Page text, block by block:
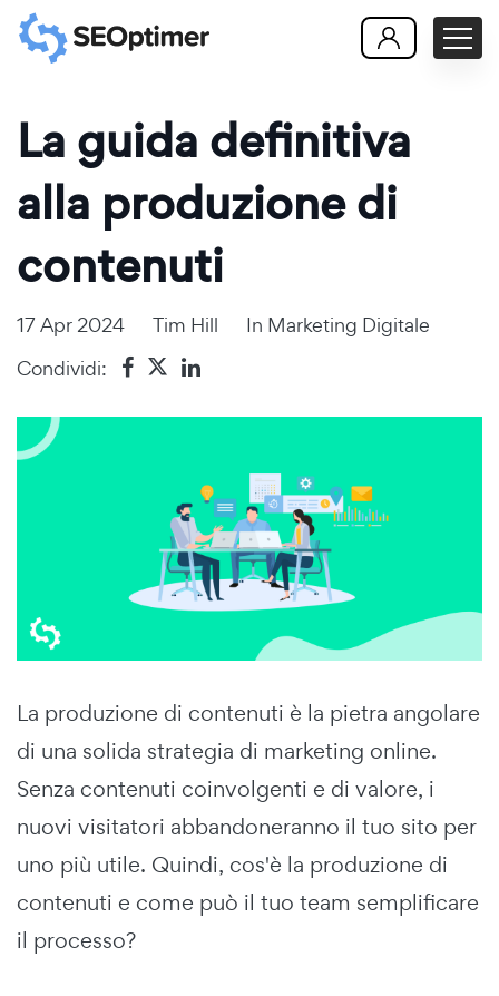
La guida definitiva
alla produzione di
contenuti
17 Apr 2024 Tim Hill In Marketing Digitale
Condividi:
La produzione di contenuti è la pietra angolare
di una solida strategia di marketing online.
Senza contenuti coinvolgenti e di valore, i
nuovi visitatori abbandoneranno il tuo sito per
uno più utile. Quindi, cos'è la produzione di
contenuti e come può il tuo team semplificare
il processo?